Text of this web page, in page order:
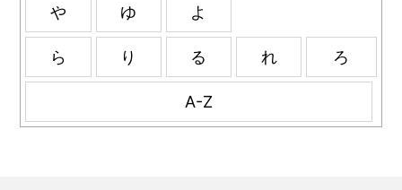
や ゆ よ
ら り る れ ろ
A-Z